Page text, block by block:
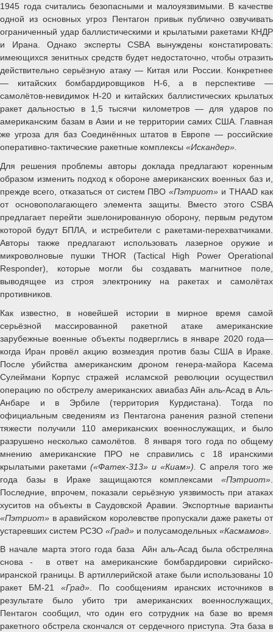
1945 года считались безопасными и малоуязвимыми. В качестве
одной из основных угроз Пентагон привык публично озвучивать
ограниченный удар баллистическими и крылатыми ракетами КНДР
и Ирана. Однако эксперты CSBA вынуждены констатировать:
имеющихся зенитных средств будет недостаточно, чтобы отразить
действительно серьёзную атаку — Китая или России. Конкретнее
— китайских бомбардировщиков Н-6, а в перспективе —
самолётов-невидимок Н-20 и китайских баллистических крылатых
ракет дальностью в 1,5 тысячи километров — для ударов по
американским базам в Азии и не территории самих США. Главная
же угроза для баз Соединённых штатов в Европе — российские
оперативно-тактические ракетные комплексы «Искандер».
Для решения проблемы авторы доклада предлагают коренным
образом изменить подход к обороне американских военных баз и,
прежде всего, отказаться от систем ПВО«Пэтриот» и THAAD как
от основополагающего элемента защиты. Вместо этого CSBA
предлагает перейти эшелонированную оборону, первым редутом
которой будут БПЛА, и истребители с ракетами-перехватчиками.
Авторы также предлагают использовать лазерное оружие и
микроволновые пушки THOR (Tactical High Power Operational
Responder), которые могли бы создавать магнитное поле,
выводящее из строя электронику на ракетах и самолётах
противников.
Как известно, в новейшей истории в мирное время самой
серьёзной массированной ракетной атаке американские
зарубежные военные объекты подверглись в январе 2020 года—
когда Иран провёл акцию возмездия против базы США в Ираке.
После убийства американским дроном генера-майора Касема
Сулеймани Корпус стражей исламской революции осуществил
операцию по обстрелу американских авиабаз Айн аль-Асад в Аль-
Анбаре и в Эрбиле (территория Курдистана). Тогда по
официальным сведениям из Пентагона ранения разной степени
тяжести получили 110 американских военнослужащих, и было
разрушено несколько самолётов. 8 января того года по общему
мнению американские ПРО не справились с 18 иранскими
крылатыми ракетами («Фатех-313» и «Киам»).
С апреля того же
года базы в Ираке защищаются комплексами «Пэтриот»
Последние, впрочем, показали серьёзную уязвимость при атаках
хуситов на объекты в Саудовской Аравии. Экспортные варианты
«Пэтриот» в аравийском королевстве пропускали даже ракеты от
устаревших систем РСЗО «Град» и полусамодельных «Касмамов».
В начале марта этого года база Айн аль-Асад была обстреляна
снова - в ответ на американские бомбардировки сирийско-
иранской границы. В артиллерийской атаке были использованы 10
ракет БМ-21 «Град». По сообщениям иранских источников в
результате было убито три американских военнослужащих,
Пентагон сообщил, что один его сотрудник на базе во время
ракетного обстрела скончался от сердечного приступа. Эта база в